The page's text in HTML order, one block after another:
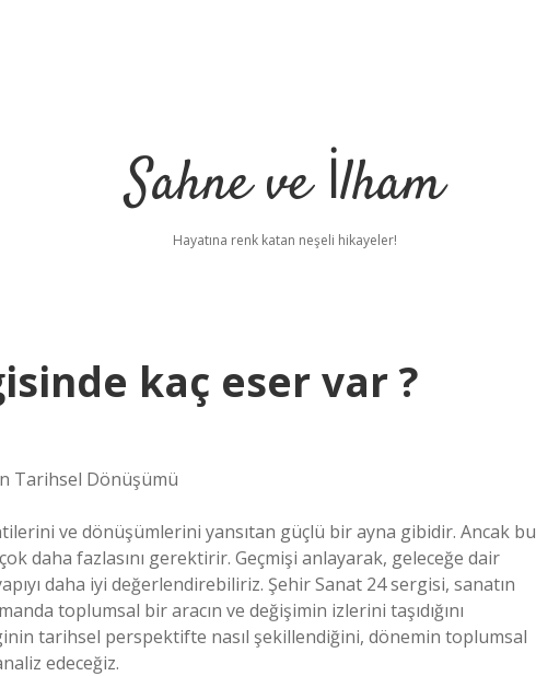
Sahne ve İlham
Hayatına renk katan neşeli hikayeler!
kaç eser var ?
Tarihsel Dönüşümü
ve dönüşümlerini yansıtan güçlü bir ayna gibidir. Ancak bu
daha fazlasını gerektirir. Geçmişi anlayarak, geleceğe dair
daha iyi değerlendirebiliriz. Şehir Sanat 24 sergisi, sanatın
toplumsal bir aracın ve değişimin izlerini taşıdığını
tarihsel perspektifte nasıl şekillendiğini, dönemin toplumsal
edeceğiz.